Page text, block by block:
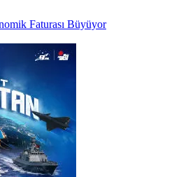
Faturası Büyüyor